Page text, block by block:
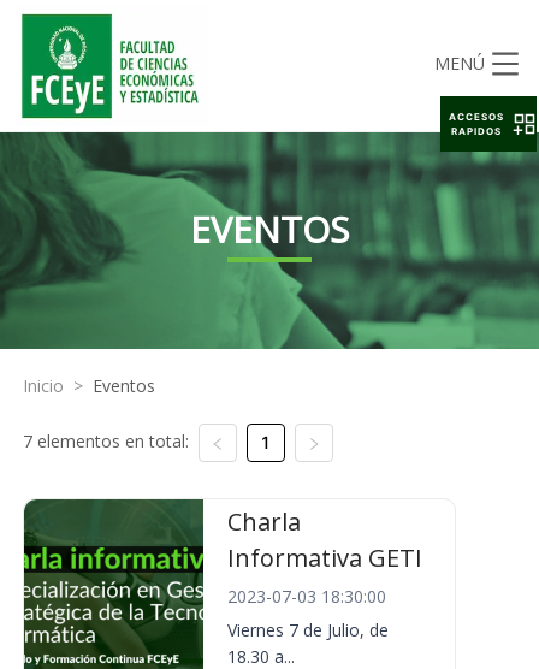
MENÚ
EVENTOS
Inicio > Eventos
7 elementos en total: 1
Charla
Informativa GETI
2023-07-03 18:30:00
Viernes 7 de Julio, de
18.30 a...
ACCESOS
RAPIDOS